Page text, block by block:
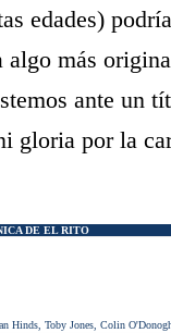
edades)
algo más
ante un
gloria por la
DE EL RITO
Hinds, Toby Jones, Colin